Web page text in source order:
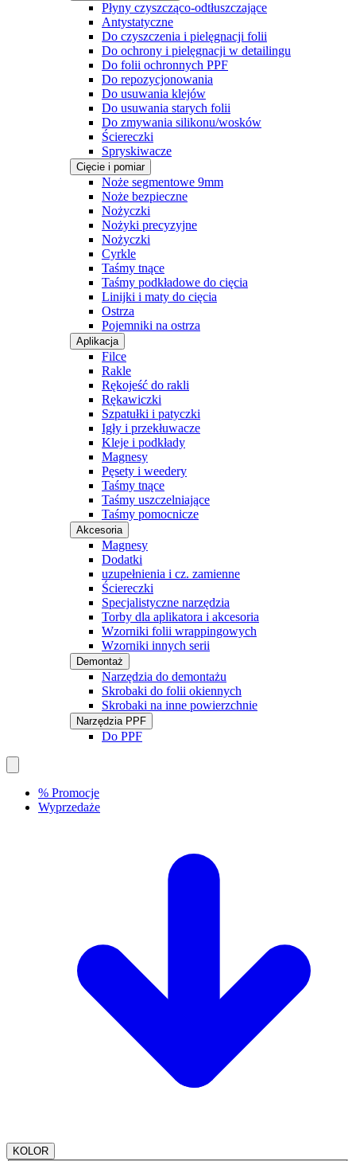
Płyny czyszcząco-odtłuszczające
Antystatyczne
Do czyszczenia i pielęgnacji folii
Do ochrony i pielęgnacji w detailingu
Do folii ochronnych PPF
Do repozycjonowania
Do usuwania klejów
Do usuwania starych folii
Do zmywania silikonu/wosków
Ściereczki
Spryskiwacze
Cięcie i pomiar
Noże segmentowe 9mm
Noże bezpieczne
Nożyczki
Nożyki precyzyjne
Nożyczki
Cyrkle
Taśmy tnące
Taśmy podkładowe do cięcia
Linijki i maty do cięcia
Ostrza
Pojemniki na ostrza
Aplikacja
Filce
Rakle
Rękojeść do rakli
Rękawiczki
Szpatułki i patyczki
Igły i przekłuwacze
Kleje i podkłady
Magnesy
Pęsety i weedery
Taśmy tnące
Taśmy uszczelniające
Taśmy pomocnicze
Akcesoria
Magnesy
Dodatki
uzupełnienia i cz. zamienne
Ściereczki
Specjalistyczne narzędzia
Torby dla aplikatora i akcesoria
Wzorniki folii wrappingowych
Wzorniki innych serii
Demontaż
Narzędzia do demontażu
Skrobaki do folii okiennych
Skrobaki na inne powierzchnie
Narzędzia PPF
Do PPF
% Promocje
Wyprzedaże
KOLOR